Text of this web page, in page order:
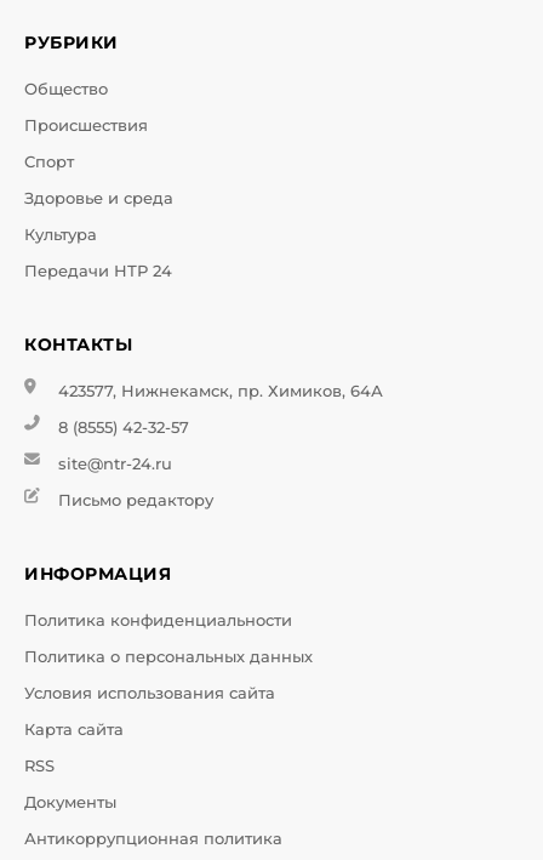
РУБРИКИ
Общество
Происшествия
Спорт
Здоровье и среда
Культура
Передачи НТР 24
КОНТАКТЫ
423577, Нижнекамск, пр. Химиков, 64А
8 (8555) 42-32-57
site@ntr-24.ru
Письмо редактору
ИНФОРМАЦИЯ
Политика конфиденциальности
Политика о персональных данных
Условия использования сайта
Карта сайта
RSS
Документы
Антикоррупционная политика